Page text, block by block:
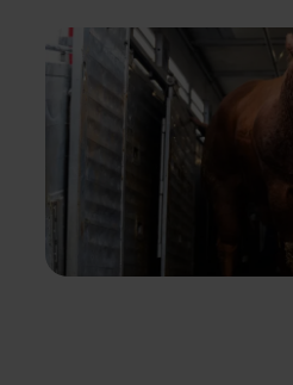
Varkensvlees
Retailers
Varkenshouder
Over Van Rooi
Locaties
Keurmerken & certificaten